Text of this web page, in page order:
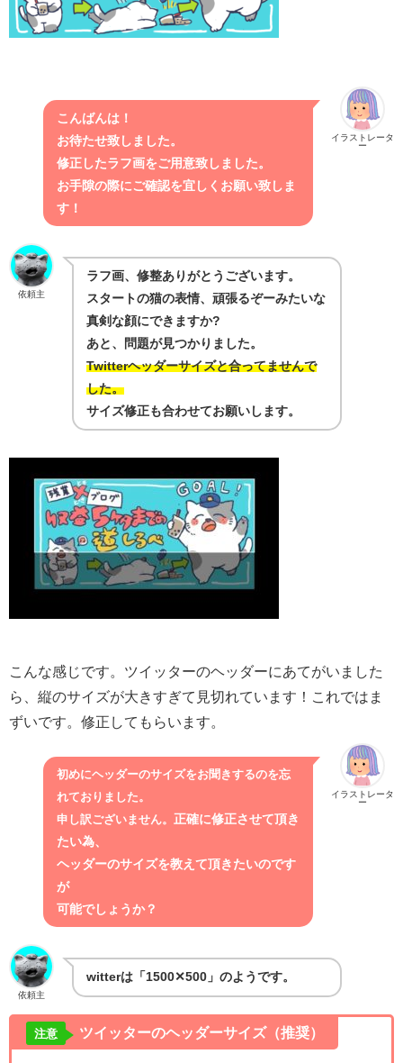
イラストレータ
ー
こんばんは！
お待たせ致しました。
修正したラフ画をご用意致しました。
お手隙の際にご確認を宜しくお願い致しま
す！
依頼主
ラフ画、修整ありがとうございます。
スタートの猫の表情、頑張るぞーみたいな
真剣な顔にできますか?
あと、問題が見つかりました。
Twitterヘッダーサイズと合ってませんで
した。
サイズ修正も合わせてお願いします。
こんな感じです。ツイッターのヘッダーにあてがいました
ら、縦のサイズが大きすぎて見切れています！これではま
ずいです。修正してもらいます。
イラストレータ
ー
初めにヘッダーのサイズをお聞きするのを忘
れておりました。
申し訳ございません。 正確に修正させて頂き
たい為、
ヘッダーのサイズを教えて頂きたいのです
が
可能でしょうか？
依頼主
witterは「1500✕500」のようです。
注意 ツイッターのヘッダーサイズ（推奨）